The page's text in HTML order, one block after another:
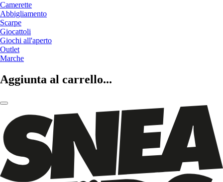
Camerette
Abbigliamento
Scarpe
Giocattoli
Giochi all'aperto
Outlet
Marche
Aggiunta al carrello...